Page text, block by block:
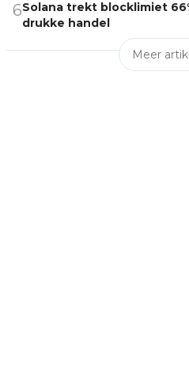
6Solana trekt blocklimiet
drukke handel
Meer